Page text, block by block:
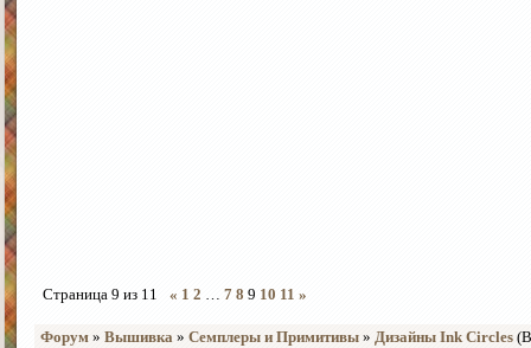
Страница 9 из 11 « 1 2 … 7 8 9 10 11 »
Форум » Вышивка » Семплеры и Примитивы » Дизайны Ink Circles